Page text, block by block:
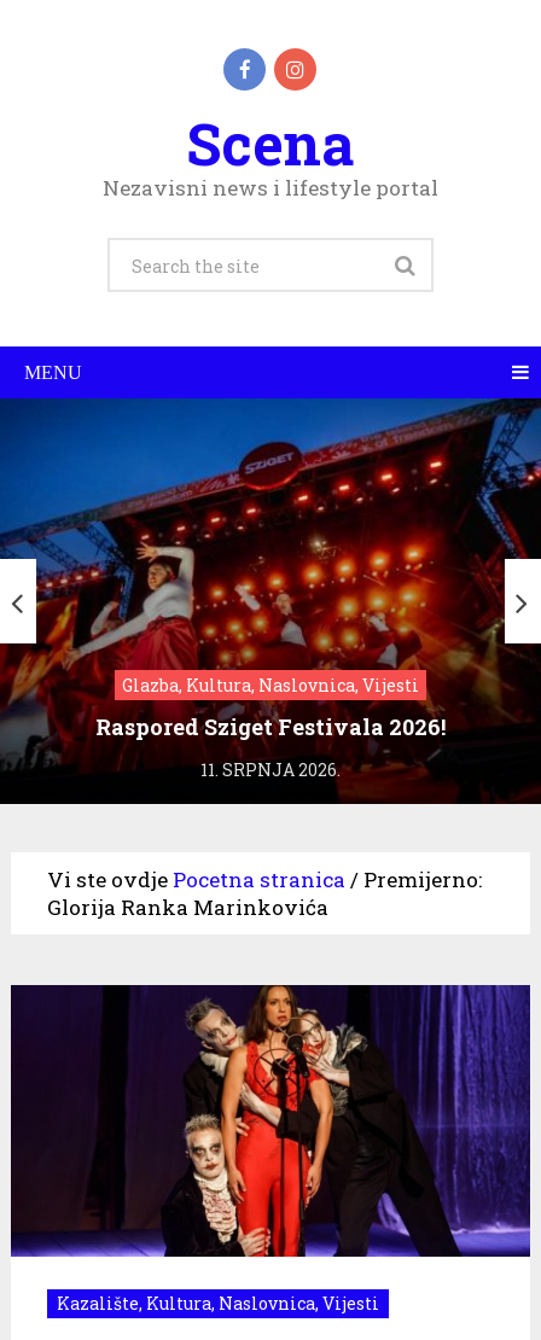
Scena
Nezavisni news i lifestyle portal
MENU
Glazba, Kultura, Naslovnica, Vijesti
Raspored Sziget Festivala 2026!
11. SRPNJA 2026.
Vi ste ovdje Pocetna stranica / Premijerno:
Glorija Ranka Marinkovića
Kazalište, Kultura, Naslovnica, Vijesti